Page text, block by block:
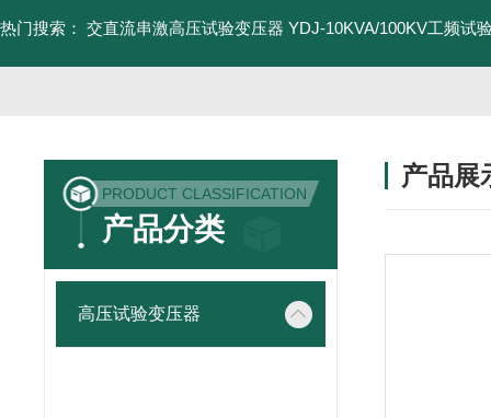
热门搜索： 交直流串激高压试验变压器 YDJ-10KVA/100KV工频试
PRODUCT CLASSIFICATION
产品分类
高压试验变压器
产品展